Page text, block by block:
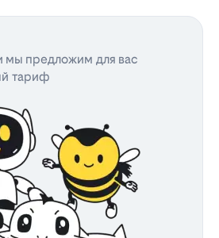
мы предложим для вас
тариф